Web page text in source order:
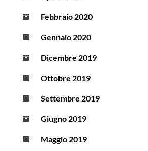
Febbraio 2020
Gennaio 2020
Dicembre 2019
Ottobre 2019
Settembre 2019
Giugno 2019
Maggio 2019